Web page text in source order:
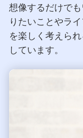
想像するだけで
りたいことやラ
を楽しく考えら
しています。